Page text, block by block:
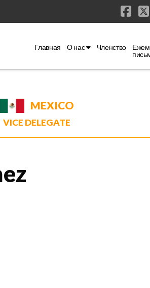
Главная О нас Членство
MEXICO
VICE DELEGATE